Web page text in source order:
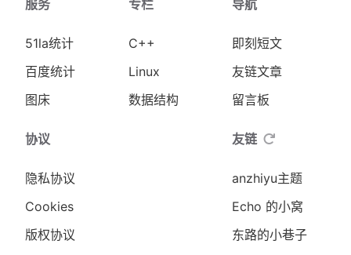
服务
51la统计
百度统计
图床
专栏
C++
Linux
数据结构
导航
即刻短文
友链文章
留言板
协议
隐私协议
Cookies
版权协议
友链
anzhiyu主题
Echo 的小窝
东路的小巷子